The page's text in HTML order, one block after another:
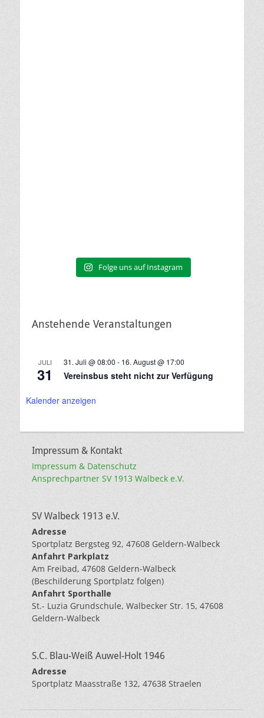
Folge uns auf Instagram
Anstehende Veranstaltungen
JULI
31
31. Juli @ 08:00 - 16. August @ 17:00
Vereinsbus steht nicht zur Verfügung
Kalender anzeigen
Impressum & Kontakt
Impressum & Datenschutz
Ansprechpartner SV 1913 Walbeck e.V.
SV Walbeck 1913 e.V.
Adresse
Sportplatz Bergsteg 92, 47608 Geldern-Walbeck
Anfahrt Parkplatz
Am Freibad, 47608 Geldern-Walbeck
(Beschilderung Sportplatz folgen)
Anfahrt Sporthalle
St.- Luzia Grundschule, Walbecker Str. 15, 47608
Geldern-Walbeck
S.C. Blau-Weiß Auwel-Holt 1946
Adresse
Sportplatz Maasstraße 132, 47638 Straelen